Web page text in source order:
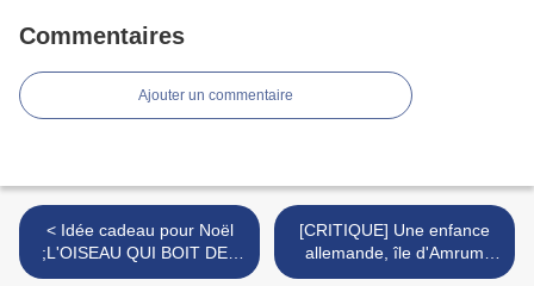
Commentaires
Ajouter un commentaire
< Idée cadeau pour Noël
;L'OISEAU QUI BOIT DES
LARMES,le Tolkien à la
[CRITIQUE] Une enfance
allemande, île d'Amrum
1945 de Fatih Akin -